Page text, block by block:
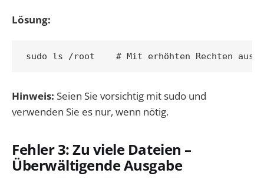
Lösung:
Hinweis: Seien Sie vorsichtig mit sudo und
verwenden Sie es nur, wenn nötig.
Fehler 3: Zu viele Dateien –
Überwältigende Ausgabe